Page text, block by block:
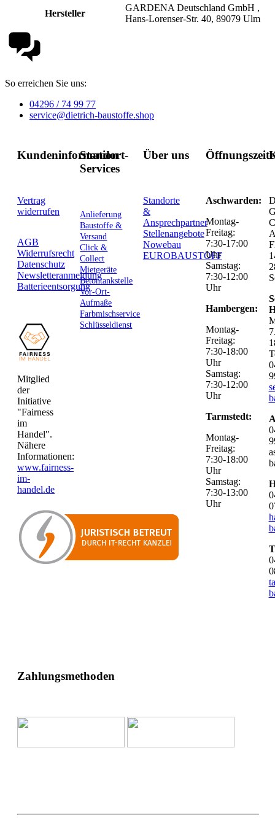
Hersteller
GARDENA Deutschland GmbH ,
Hans-Lorenser-Str. 40, 89079 Ulm
So erreichen Sie uns:
04296 / 74 99 77
service@dietrich-baustoffe.shop
Kundeninformation
Vertrag
widerrufen
AGB
Widerrufsrecht
Datenschutz
Newsletteranmeldung
Batterieentsorgung
Mitglied
der
Initiative
"Fairness
im
Handel".
Nähere
Informationen:
www.fairness-
im-
handel.de
Standort-
Services
Anlieferung
Baustoffe &
Versand
Click &
Collect
Mietgeräte
Betontankstelle
Vor-Ort-
Aufmaße
Farbmischservice
Schlüsseldienst
Über uns
Standorte
&
Ansprechpartner
Stellenangebote
Nowebau
EUROBAUSTOFF
Aschwarden:
Montag-
Freitag:
7:30-17:00
Uhr
Samstag:
7:30-12:00
Uhr
Hambergen:
Montag-
Freitag:
7:30-18:00
Uhr
Samstag:
7:30-12:00
Uhr
Tarmstedt:
Montag-
Freitag:
7:30-18:00
Uhr
Samstag:
7:30-13:00
Uhr
Zahlungsmethoden